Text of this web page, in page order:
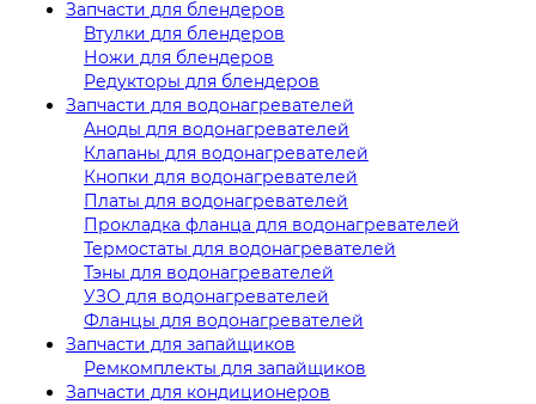
Запчасти для блендеров
Втулки для блендеров
Ножи для блендеров
Редукторы для блендеров
Запчасти для водонагревателей
Аноды для водонагревателей
Клапаны для водонагревателей
Кнопки для водонагревателей
Платы для водонагревателей
Прокладка фланца для водонагревателей
Термостаты для водонагревателей
Тэны для водонагревателей
УЗО для водонагревателей
Фланцы для водонагревателей
Запчасти для запайщиков
Ремкомплекты для запайщиков
Запчасти для кондиционеров